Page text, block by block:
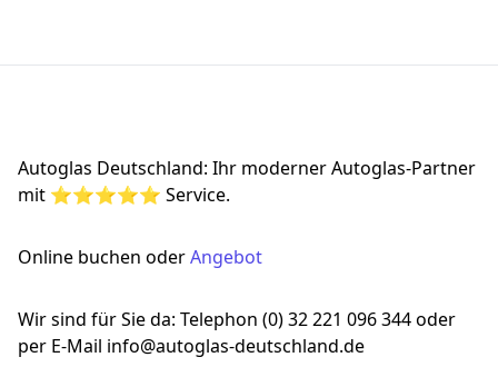
Autoglas Deutschland: Ihr moderner Autoglas-Partner
mit ⭐⭐⭐⭐⭐ Service.
Online buchen oderAngebot
Wir sind für Sie da: Telephon (0) 32 221 096 344 oder
per E-Mail info@autoglas-deutschland.de